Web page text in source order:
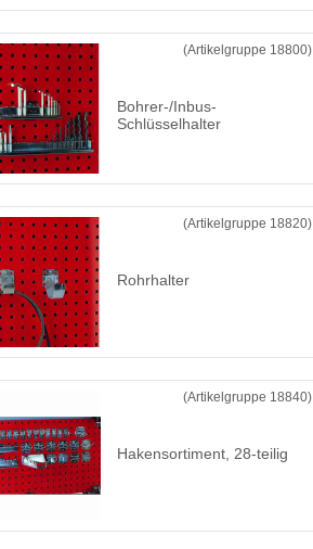
(Artikelgruppe 18800)
Bohrer-/Inbus-
Schlüsselhalter
(Artikelgruppe 18820)
Rohrhalter
(Artikelgruppe 18840)
Hakensortiment, 28-teilig